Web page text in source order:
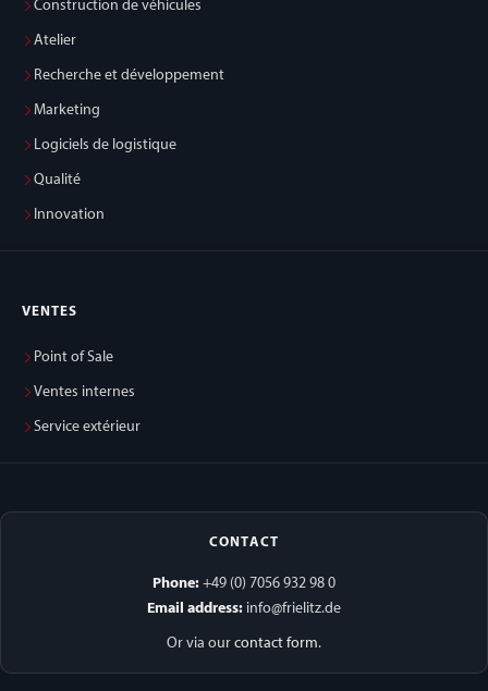
Construction de véhicules
Atelier
Recherche et développement
Marketing
Logiciels de logistique
Qualité
Innovation
VENTES
Point of Sale
Ventes internes
Service extérieur
CONTACT
Phone: +49 (0) 7056 932 98 0
Email address: info@frielitz.de
Or via our contact form.